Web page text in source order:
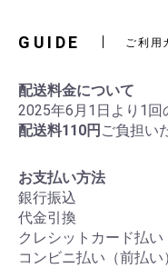
GUIDE ご利用
配送料金について
2025年6月1日より1回
配送料110円 ご負担い
お支払い方法
銀行振込
代金引換
クレシットカード払い
コンビニ払い（前払い